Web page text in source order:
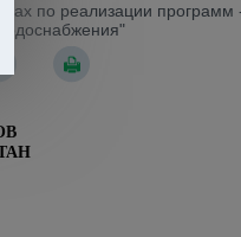
по реализации